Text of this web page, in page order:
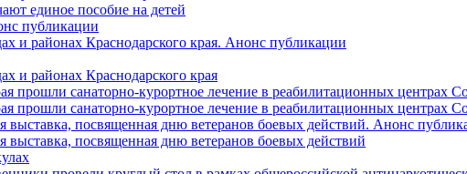
единое пособие на детей
публикации
и районах Краснодарского края. Анонс публикации
и районах Краснодарского края
прошли санаторно-курортное лечение в реабилитационных центрах
прошли санаторно-курортное лечение в реабилитационных центрах
выставка, посвященная дню ветеранов боевых действий. Анонс
выставка, посвященная дню ветеранов боевых действий